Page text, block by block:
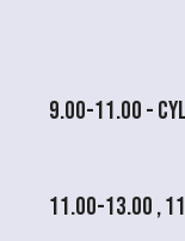
9.00-11.00 -
11.00-13.00 ,